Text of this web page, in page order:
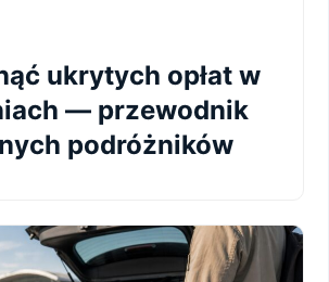
ukrytych opłat w
— przewodnik
podróżników